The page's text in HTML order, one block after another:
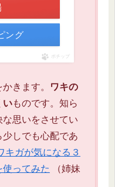
ング
ポチップ
きます。
ワキの
いものです。知ら
思いをさせてい
しでも心配であ
キガが気になる３
使ってみた
（姉妹